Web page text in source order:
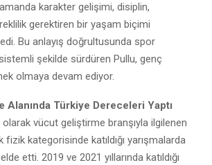
karakter gelişimi, disiplin,
gerektiren bir yaşam biçimi
Bu anlayış doğrultusunda spor
sistemli şekilde sürdüren Pullu, genç
olmaya devam ediyor.
Alanında Türkiye Dereceleri Yaptı
olarak vücut geliştirme branşıyla ilgilenen
kategorisinde katıldığı yarışmalarda
etti. 2019 ve 2021 yıllarında katıldığı